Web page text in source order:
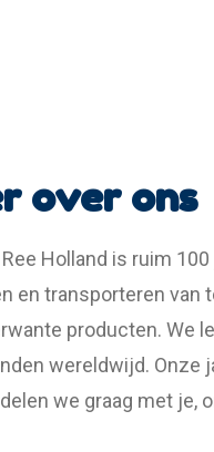
over ons
Ree Holland is ruim
en transporteren van
producten. We
wereldwijd. Onze
we graag met je,